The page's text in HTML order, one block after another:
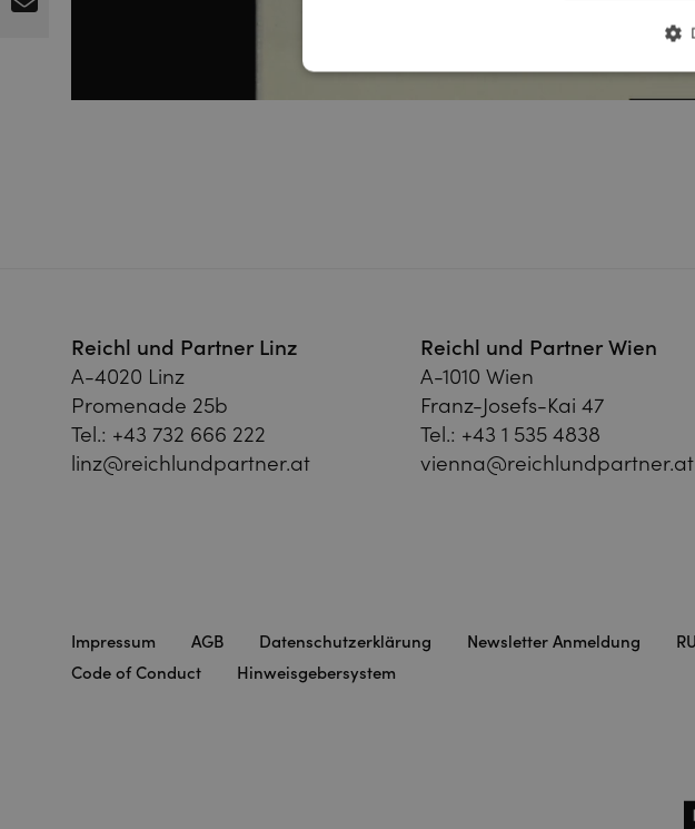
Reichl und Partner Linz
A-4020 Linz
Promenade 25b
Tel.: +43 732 666 222
linz@reichlundpartner.at
Reichl und Partner Wien
A-1010 Wien
Franz-Josefs-Kai 47
Tel.: +43 1 535 4838
vienna@reichlundpartner.at
Impressum AGB Datenschutzerklärung Newsletter Anmeldung
Code of Conduct
Hinweisgebersystem